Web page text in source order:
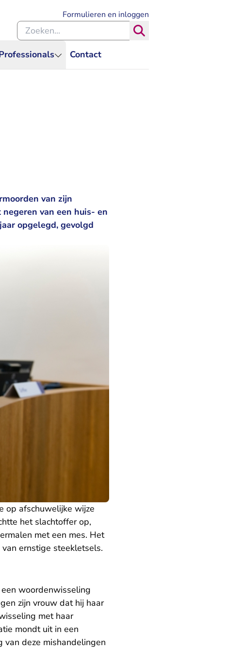
Contact
Formulieren en inloggen
Zoeken binnen de Rechtspraak
van zijn
van een huis- en
opgelegd, gevolgd
op afschuwelijke wijze
het slachtoffer op,
met een mes. Het
ernstige steekletsels.
woordenwisseling
zijn vrouw dat hij haar
met haar
mondt uit in een
van deze mishandelingen